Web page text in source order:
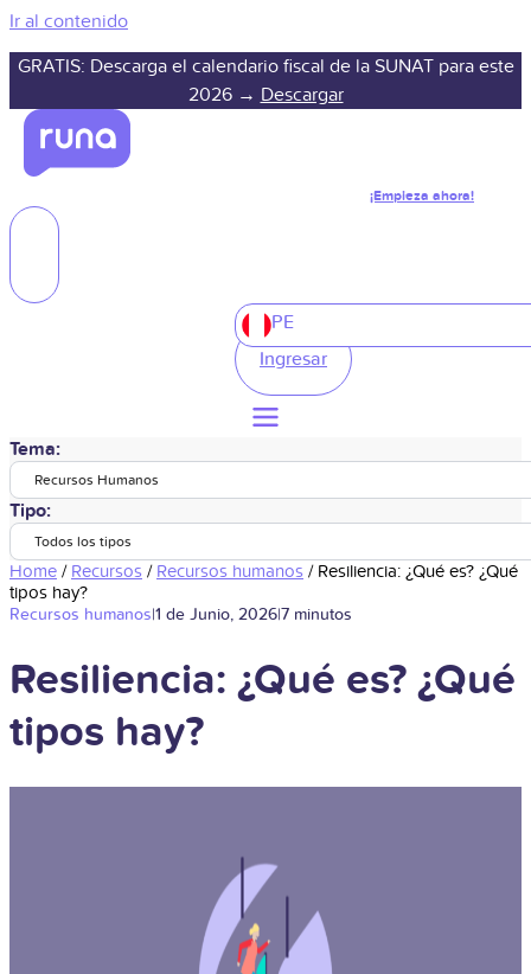
Ir al contenido
GRATIS: Descarga el calendario fiscal de la SUNAT para este
2026 → Descargar
¡Empieza ahora!
PE
Ingresar
Tema:
Recursos Humanos
Tipo:
Todos los tipos
Home / Recursos / Recursos humanos / Resiliencia: ¿Qué es? ¿Qué
tipos hay?
Recursos humanos|1 de Junio, 2026|7 minutos
Resiliencia: ¿Qué es? ¿Qué
tipos hay?